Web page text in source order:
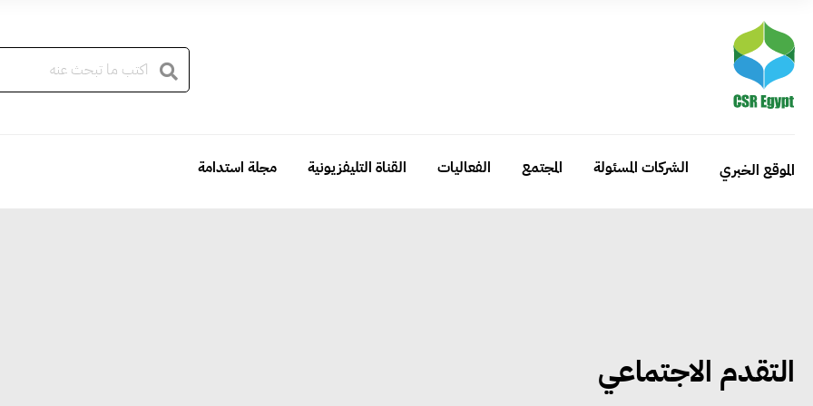
الموقع الخبري الشركات المسئولة المجتمع الفعاليات القناة التليفزيونية مجلة استدامة
التقدم الاجتماعي